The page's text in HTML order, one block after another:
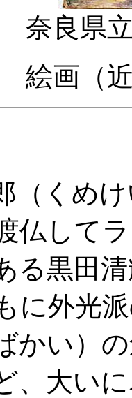
奈良県
絵画（
（くめ
仏して
る黒田
に外光
かい）
、大い